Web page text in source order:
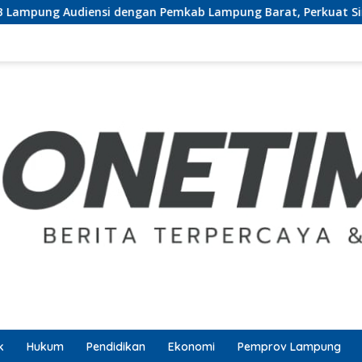
Pemkab Lampung Barat, Perkuat Sinergi Tingkatkan
Hukum Pendidikan Ekonomi Pemprov Lampung